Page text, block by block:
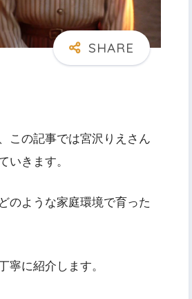
この記事では宮沢りえさん
いきます。
のような家庭環境で育った
寧に紹介します。